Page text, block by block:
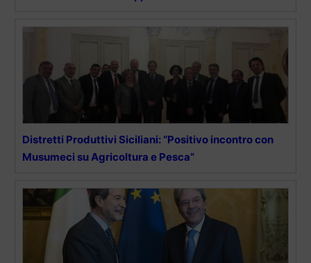
Distretti Produttivi Siciliani: “Positivo incontro con
Musumeci su Agricoltura e Pesca”